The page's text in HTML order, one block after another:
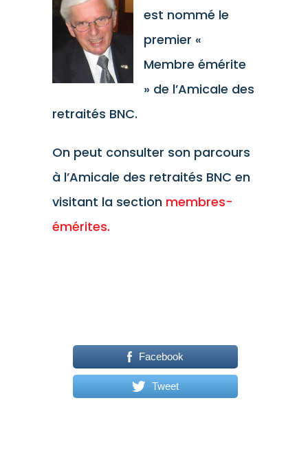
est nommé le
premier «
Membre émérite
» de l’Amicale des
retraités BNC.
On peut consulter son parcours
à l’Amicale des retraités BNC en
visitant la section membres-
émérites.
Facebook
Tweet